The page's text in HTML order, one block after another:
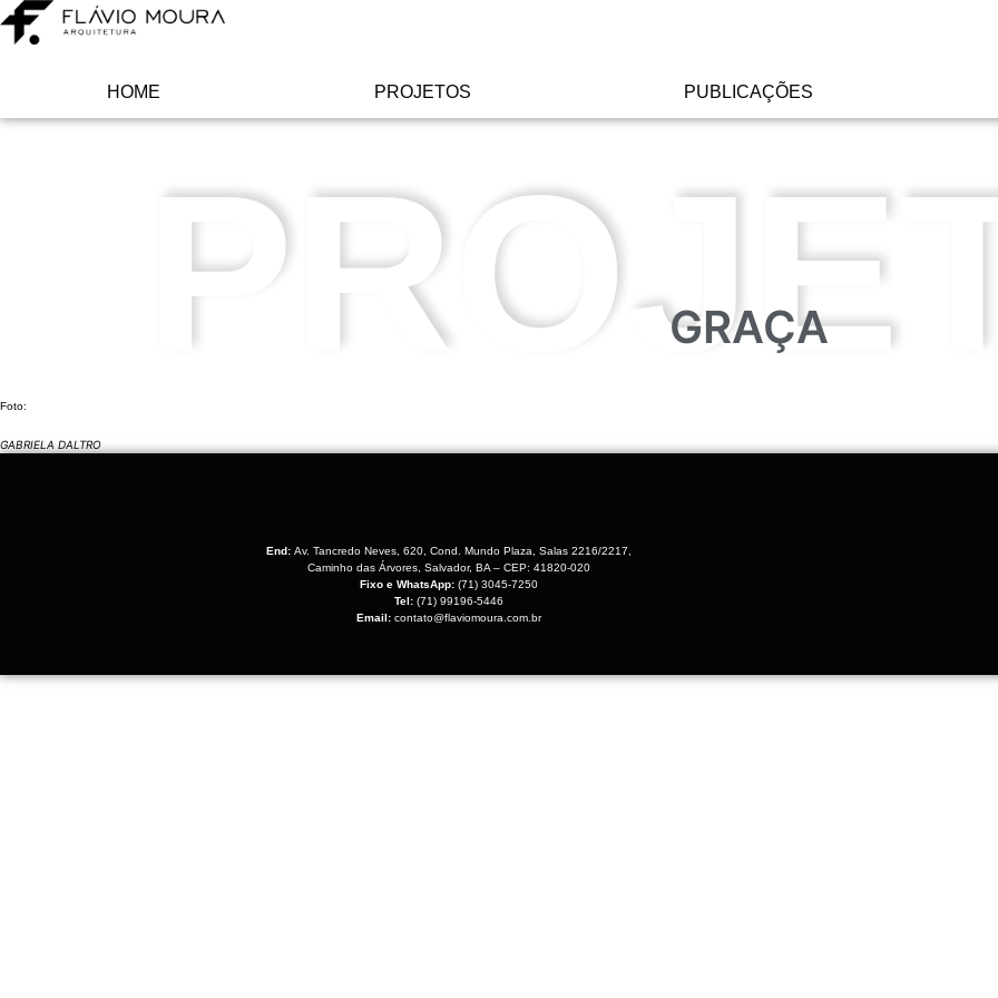
Ir
para
HOME PROJETOS PUBLICAÇÕES
GRAÇA
Foto:
GABRIELA DALTRO
End:Av. Tancredo Neves, 620, Cond. Mundo Plaza, Salas 2216/2217,
Caminho das Árvores, Salvador, BA – CEP: 41820-020
Fixo e WhatsApp:(71) 3045-7250
Tel:(71) 99196-5446
Email:contato@flaviomoura.com.br